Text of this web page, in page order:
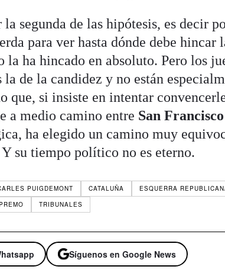
segunda de las hipótesis, es decir
para ver hasta dónde debe
la ha hincado en absoluto. Pero los
la de la candidez y no están
que, si insiste en intentar
a medio camino entre San Francisco
ha elegido un camino muy
su tiempo político no es eterno.
PUIGDEMONT CATALUÑA
ESQUERRA
TRIBUNALES
Síguenos en Google News